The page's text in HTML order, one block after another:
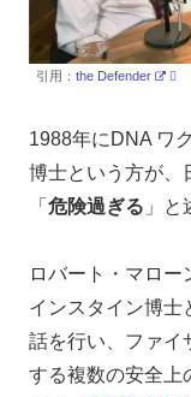
引用： the Defender
1988年にDNA ワ
博士という方が、
「 危険過ぎる 」
ロバート・マロー
インスタイン博士
話を行い、ファイ
する複数の安全上